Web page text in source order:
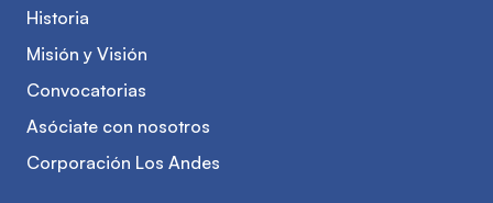
Historia
Misión y Visión
Convocatorias
Asóciate con nosotros
Corporación Los Andes